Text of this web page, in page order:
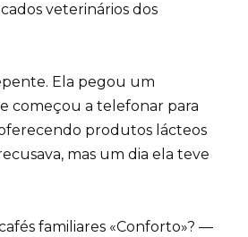
veterinários dos
Ela pegou um
começou a telefonar para
oferecendo produtos lácteos
mas um dia ela teve
familiares «Conforto»? —